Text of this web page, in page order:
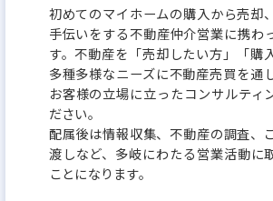
初めてのマイホームの購入から売却
手伝いをする不動産仲介営業に携わ
す。不動産を「売却したい方」「購
多種多様なニーズに不動産売買を通
お客様の立場に立ったコンサルティ
ださい。
配属後は情報収集、不動産の調査、
渡しなど、多岐にわたる営業活動に
ことになります。